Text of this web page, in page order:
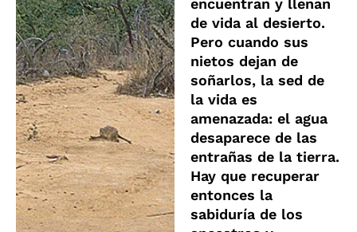
encuentran y llenan
de vida al desierto.
Pero cuando sus
nietos dejan de
soñarlos, la sed de
la vida es
amenazada: el agua
desaparece de las
entrañas de la tierra.
Hay que recuperar
entonces la
sabiduría de los